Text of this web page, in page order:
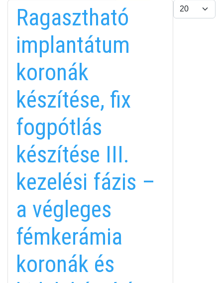
Tételek #
Ragasztható
implantátum
koronák
készítése, fix
fogpótlás
készítése III.
kezelési fázis –
a végleges
fémkerámia
koronák és